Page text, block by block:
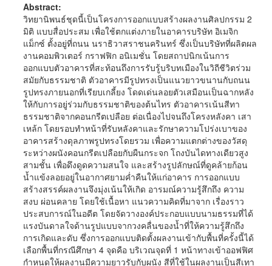
Abstract:
วิทยานิพนธ์ชุดนี้เป็นโครงการออกแบบสร้างผลงานศิลปกรรม 2
มิติ แบบสื่อประสม เพื่อใช้ตกแต่งภายในอาคารบริษัท อิเมจิก
แม็กซ์ ตั้งอยู่ที่ถนน นราธิวาสราชนครินทร์ ซึ่งเป็นบริษัทที่ผลิตผล
งานคอมพิวเตอร์ กราฟฟิก อนิเมชั่น โดยสถาปนิกเน้นการ
ออกแบบตัวอาคารที่สะท้อนถึงการรับรู้บริบทเมืองในวิถีชีวิตร่วม
สมัยกับธรรมชาติ ตัวอาคารมีรูปทรงเป็นแนวยาวขนานกับถนน
รูปทรงภายนอกที่เรียบเกลี้ยง โดดเด่นลอยตัวเสมือนเป็นฉากหลัง
ให้กับการอยู่ร่วมกับธรรมชาติของต้นไทร ตัวอาคารเน้นสีทา
ธรรมชาติจากคอนกรีตเปลือย ต่อเนื่องไปจนถึงโครงหลังคา เสา
เหล้ก โดยรอบทำหน้าที่รับหลังคาและรักษาความโปร่งเบาของ
อาคารสร้างดุลภาพรูปทรงโดยรวม เพื่อความแตกต่างของวัสดุ
ระหว่างผนังคอนกรีตเปลือยกับผืนกระจก โถงบันไดทางเดียวสูง
สามชั้น เพื่อดึงดูดความสนใจ และสร้างรูปลักษณ์ที่ดูคล้ายก้อน
น้ำแข้งลอยอยู่ในอากาศยามค่ำคืนให้แก่อาคาร การออกแบบ
สร้างสรรค์ผลงานจึงมุ่งเน้นให้เกิด อารมณ์ความรู้สึกถึง ความ
สงบ ผ่อนคลาย โดยใช้เนื้อหา แนวความคิดที่มาจาก เรื่องราว
ประสบการณ์ในอดีต โดยจัดวางองค์ประกอบแบบนามธรรมที่ได้
แรงบันดาลใจด้านรูปแบบจากวงคลื่นของน้ำที่ให้ความรู้สึกถึง
การเกิดและดับ ซึ่งการออกแบบติดตั้งผลงานเข้ากับพื้นที่ครั้งนี้ได้
เลือกพื้นที่กรณีศึกษา 4 จุดคือ บริเวณจุดที่ 1 หน้าทางเข้าออฟฟิศ
กำหนดให้ผลงานมีความยาวรับกับผนัง สีที่ใช้ในผลงานเป็นสีเทา